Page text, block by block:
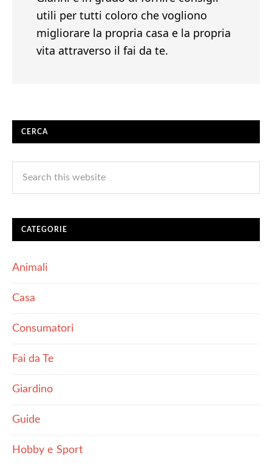
utili per tutti coloro che vogliono
migliorare la propria casa e la propria
vita attraverso il fai da te.
CERCA
CATEGORIE
Animali
Casa
Consumatori
Fai da Te
Giardino
Guide
Hobby e Sport